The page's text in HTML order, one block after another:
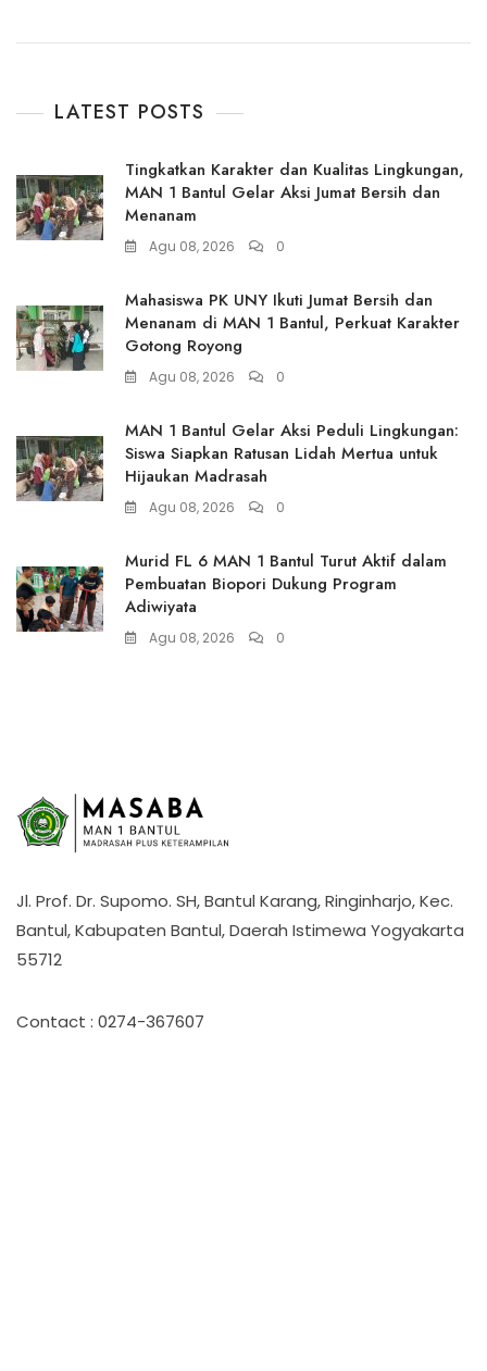
LATEST POSTS
Tingkatkan Karakter dan Kualitas Lingkungan,
MAN 1 Bantul Gelar Aksi Jumat Bersih dan
Menanam
Agu 08, 2026 0
Mahasiswa PK UNY Ikuti Jumat Bersih dan
Menanam di MAN 1 Bantul, Perkuat Karakter
Gotong Royong
Agu 08, 2026 0
MAN 1 Bantul Gelar Aksi Peduli Lingkungan:
Siswa Siapkan Ratusan Lidah Mertua untuk
Hijaukan Madrasah
Agu 08, 2026 0
Murid FL 6 MAN 1 Bantul Turut Aktif dalam
Pembuatan Biopori Dukung Program
Adiwiyata
Agu 08, 2026 0
Jl. Prof. Dr. Supomo. SH, Bantul Karang, Ringinharjo, Kec.
Bantul, Kabupaten Bantul, Daerah Istimewa Yogyakarta
55712
Contact : 0274-367607